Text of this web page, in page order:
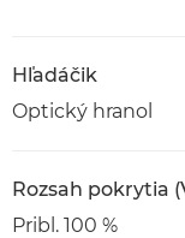
Hľadáčik
Optický hranol
Rozsah pokrytia
Pribl. 100 %